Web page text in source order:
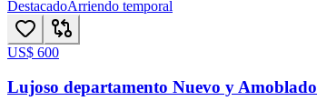
DestacadoArriendo temporal
US$ 600
Lujoso departamento Nuevo y Amoblado